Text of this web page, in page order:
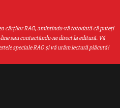
cărţilor RAO, amintindu-vă totodată că puteţi
sau contactându-ne direct la editură. Vă
speciale RAO şi vă urăm lectură plăcută!